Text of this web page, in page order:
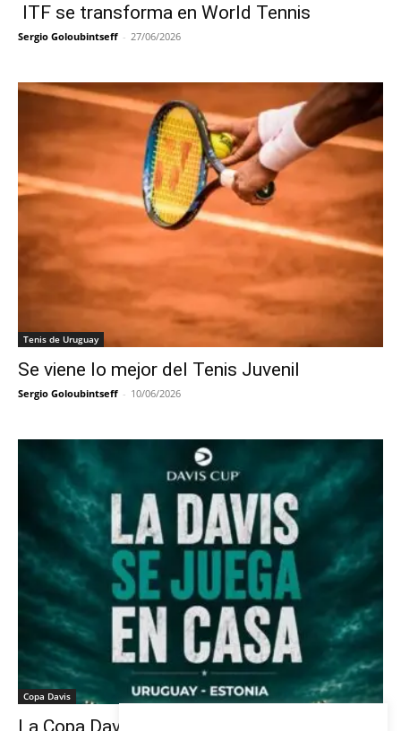
ITF se transforma en World Tennis
Sergio Goloubintseff - 27/06/2026
Tenis de Uruguay
Se viene lo mejor del Tenis Juvenil
Sergio Goloubintseff - 10/06/2026
Copa Davis
La Copa Davis vuelve al Círculo